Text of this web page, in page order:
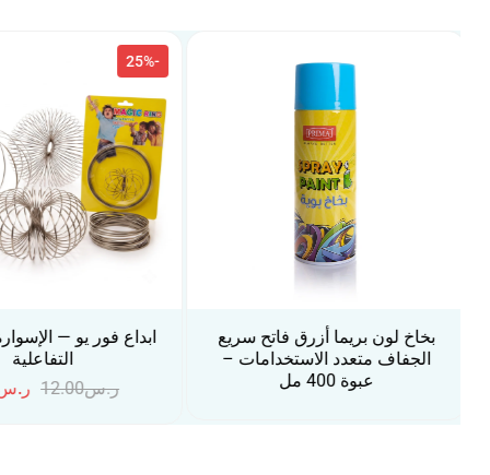
ابداع فور يو — الإسوارة السحرية
التفاعلية
ر.س12.00 ر.س
لون أكريليك
عبوة 500 مل